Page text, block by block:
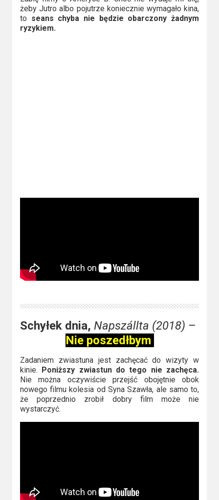
żeby Jutro albo pojutrze koniecznie wymagało kina,
to seans chyba nie będzie obarczony żadnym
ryzykiem.
Schyłek dnia, Napszállta (2018) –
Nie poszedłbym
Zadaniem zwiastuna jest zachęcać do wizyty w
kinie. Poniższy zwiastun do tego nie zachęca.
Nie można oczywiście przejść obojętnie obok
nowego filmu kolesia od Syna Szawła, ale samo to,
że poprzednio zrobił dobry film może nie
wystarczyć.